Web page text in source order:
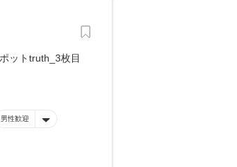
男性歓迎